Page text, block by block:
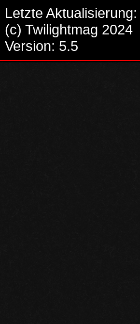
Letzte
(c) Twilightmag 2024
Version: 5.5